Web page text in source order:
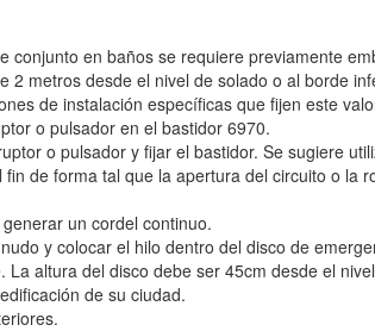
conjunto en baños se requiere previamente
2 metros desde el nivel de solado o al borde
de instalación específicas que fijen este
o pulsador en el bastidor 6970.
o pulsador y fijar el bastidor. Se sugiere
de forma tal que la apertura del circuito o la
un cordel continuo.
y colocar el hilo dentro del disco de
La altura del disco debe ser 45cm desde el
de su ciudad.